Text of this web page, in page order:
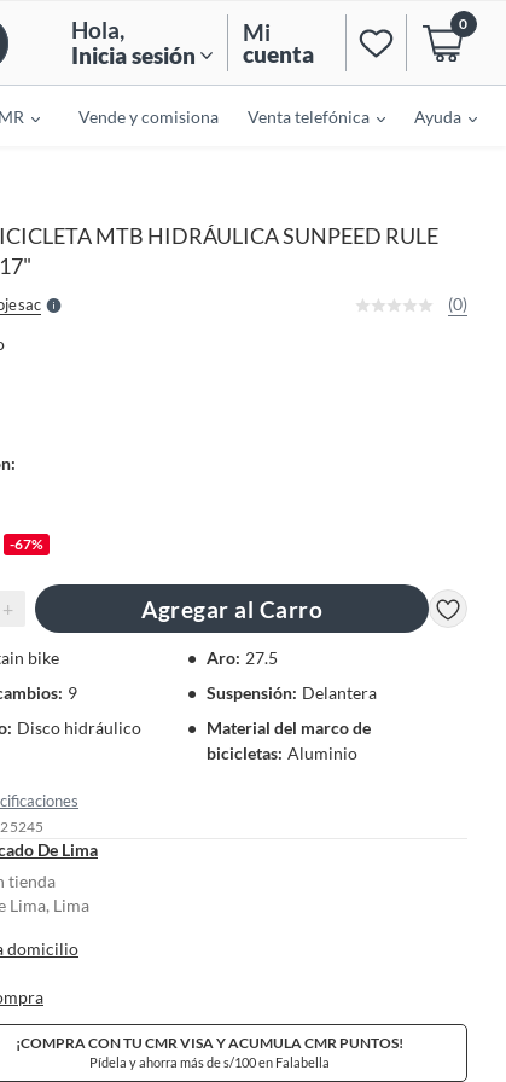
Hola,
Inicia sesión
Mi
cuenta
0
Vende y comisiona Venta telefónica Ayuda
MTB HIDRÁULICA SUNPEED RULE
S
e
(0)
-67%
+ Agregar al Carro
bike Aro: 27.5
: 9 Suspensión: Delantera
: Disco hidráulico
Material del marco de
bicicletas: Aluminio
De Lima
tienda
Lima, Lima
domicilio
¡COMPRA CON TU CMR VISA Y ACUMULA CMR PUNTOS!
Pídela y ahorra más de s/100 en Falabella